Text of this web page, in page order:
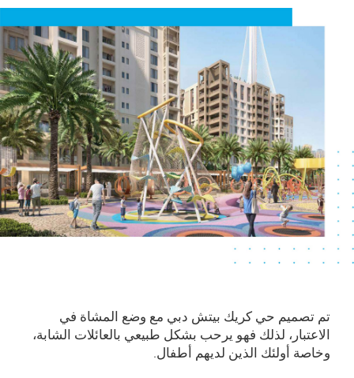
تم تصميم حي كريك بيتش دبي مع وضع المشاة في
الاعتبار، لذلك فهو يرحب بشكل طبيعي بالعائلات الشابة،
وخاصة أولئك الذين لديهم أطفال.